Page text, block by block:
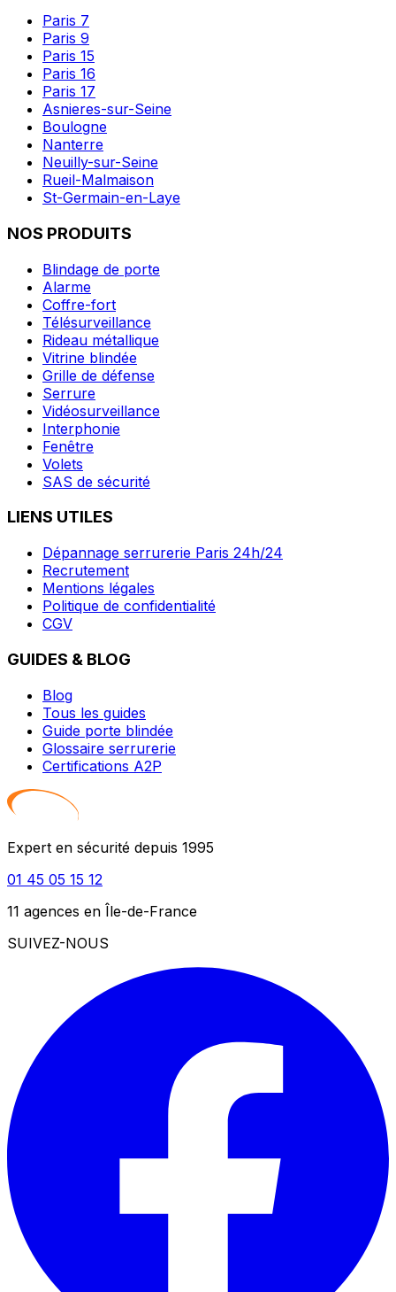
Paris 7
Paris 9
Paris 15
Paris 16
Paris 17
Asnieres-sur-Seine
Boulogne
Nanterre
Neuilly-sur-Seine
Rueil-Malmaison
St-Germain-en-Laye
NOS PRODUITS
Blindage de porte
Alarme
Coffre-fort
Télésurveillance
Rideau métallique
Vitrine blindée
Grille de défense
Serrure
Vidéosurveillance
Interphonie
Fenêtre
Volets
SAS de sécurité
LIENS UTILES
Dépannage serrurerie Paris 24h/24
Recrutement
Mentions légales
Politique de confidentialité
CGV
GUIDES & BLOG
Blog
Tous les guides
Guide porte blindée
Glossaire serrurerie
Certifications A2P
Expert en sécurité depuis 1995
01 45 05 15 12
11 agences en Île-de-France
SUIVEZ-NOUS